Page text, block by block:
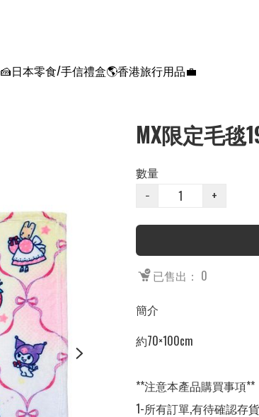
🍰日本零食/手信禮盒🌎香港旅行用品💼
MX限定毛毯
數量
−
+
已售出： 0
簡介
約70×100cm
**注意本產品購買事項**
1-所有訂單,有待確認存